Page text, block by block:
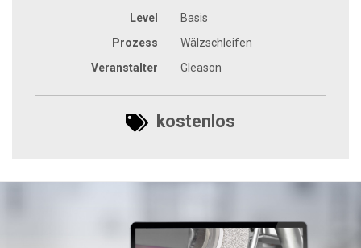
Level
Basis
Prozess
Wälzschleifen
Veranstalter
Gleason
kostenlos